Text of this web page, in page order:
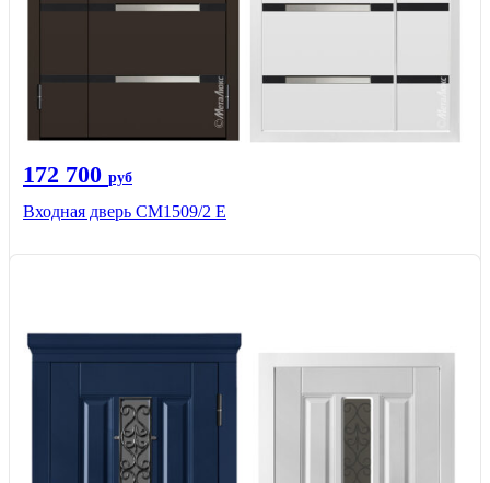
172 700 руб
Входная дверь CМ1509/2 Е